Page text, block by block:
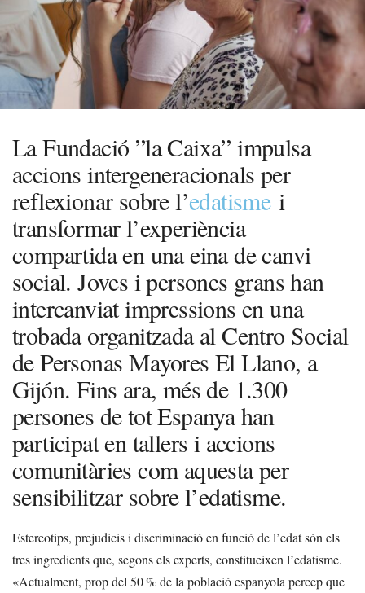
La Fundació ”la Caixa” impulsa
accions intergeneracionals per
reflexionar sobre l’edatismei
transformar l’experiència
compartida en una eina de canvi
social. Joves i persones grans han
intercanviat impressions en una
trobada organitzada al Centro Social
de Personas Mayores El Llano, a
Gijón. Fins ara, més de 1.300
persones de tot Espanya han
participat en tallers i accions
comunitàries com aquesta per
sensibilitzar sobre l’edatisme.
Estereotips, prejudicis i discriminació en funció de l’edat són els
tres ingredients que, segons els experts, constitueixen l’edatisme.
«Actualment, prop del 50 % de la població espanyola percep que